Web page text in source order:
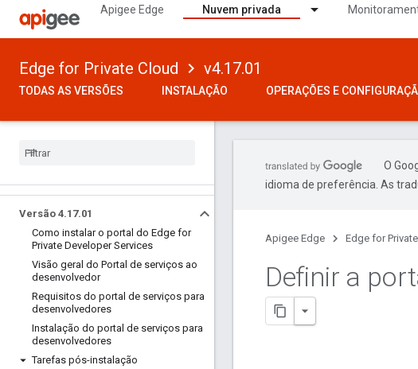
Apigee Edge Nuvem privada
Edge for Private Cloud v4.17.01
TODAS AS VERSÕES INSTALAÇÃO OPERAÇÕES E
Versão 4.17.01
Como instalar o portal do Edge for
Private Developer Services
Visão geral do Portal de serviços ao
desenvolvedor
Requisitos do portal de serviços para
desenvolvedores
Instalação do portal de serviços para
desenvolvedores
Tarefas pós-instalação
O
idioma de preferência. As
Apigee Edge Edge for
Definir a